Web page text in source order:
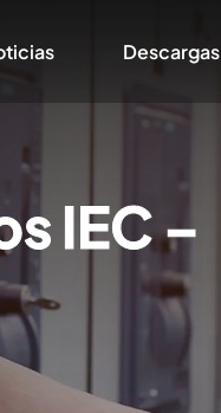
Descargas
IEC –